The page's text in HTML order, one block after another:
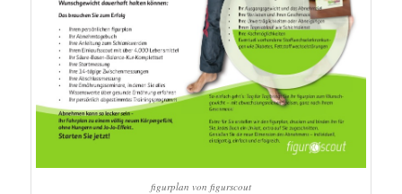
figurplan von figurscout